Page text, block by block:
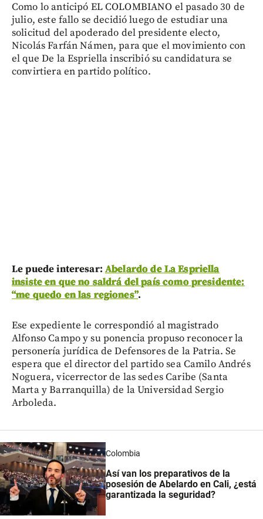
Como lo anticipó EL COLOMBIANO el pasado 30 de
julio, este fallo se decidió luego de estudiar una
solicitud del apoderado del presidente electo,
Nicolás Farfán Námen, para que el movimiento con
el que De la Espriella inscribió su candidatura se
convirtiera en partido político.
Le puede interesar: Abelardo de La Espriella
insiste en que no saldrá del país como presidente:
“me quedo en las regiones”.
Ese expediente le correspondió al magistrado
Alfonso Campo y su ponencia propuso reconocer la
personería jurídica de Defensores de la Patria. Se
espera que el director del partido sea Camilo Andrés
Noguera, vicerrector de las sedes Caribe (Santa
Marta y Barranquilla) de la Universidad Sergio
Arboleda.
Colombia
Así van los preparativos de la
posesión de Abelardo en Cali, ¿está
garantizada la seguridad?